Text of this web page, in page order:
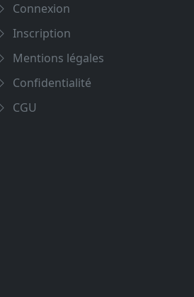
Connexion
Inscription
Mentions légales
Confidentialité
CGU